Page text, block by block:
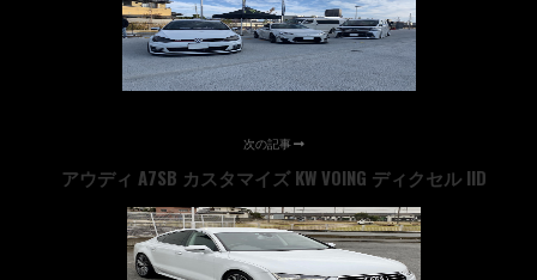
次の記事
アウディ A7SB カスタマイズ KW VOING ディクセル IID